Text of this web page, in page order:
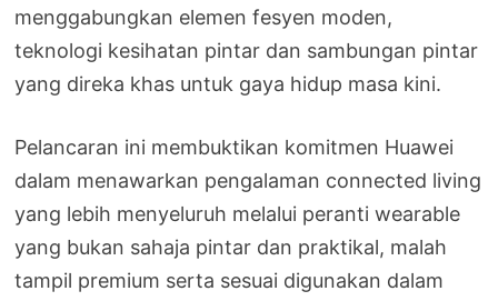
menggabungkan elemen fesyen moden,
teknologi kesihatan pintar dan sambungan pintar
yang direka khas untuk gaya hidup masa kini.
Pelancaran ini membuktikan komitmen Huawei
dalam menawarkan pengalaman connected living
yang lebih menyeluruh melalui peranti wearable
yang bukan sahaja pintar dan praktikal, malah
tampil premium serta sesuai digunakan dalam